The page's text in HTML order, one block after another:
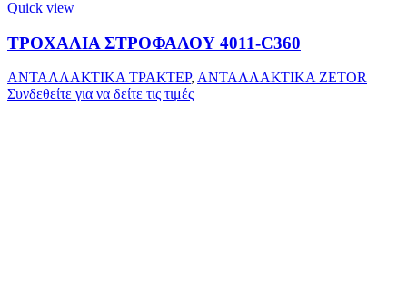
Quick view
ΤΡΟΧΑΛΙΑ ΣΤΡΟΦΑΛΟΥ 4011-C360
ΑΝΤΑΛΛΑΚΤΙΚΑ ΤΡΑΚΤΕΡ, ΑΝΤΑΛΛΑΚΤΙΚΑ ZETOR
Συνδεθείτε για να δείτε τις τιμές